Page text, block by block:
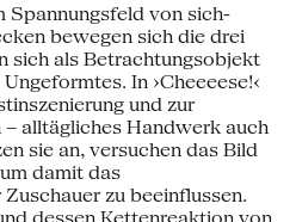
Spannungsfeld von sich-
bewegen sich die drei
sich als Betrachtungsobjekt
In ›Cheeeese!‹
und zur
alltägliches Handwerk auch
sie an, versuchen das Bild
damit das
zu beeinflussen.